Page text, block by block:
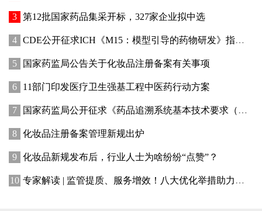
第12批国家药品集采开标，327家企业拟中选
CDE公开征求ICH《M15：模型引导的药物研发》指导原则实施建议和中文翻译稿意见
国家药监局公告关于化妆品注册备案有关事项
11部门印发医疗卫生强基工程中医药行动方案
国家药监局公开征求《药品追溯系统基本技术要求（修订征求意见稿）》意见
化妆品注册备案管理新规出炉
化妆品新规发布后，行业人士为啥纷纷“点赞”？
专家解读 | 监管提质、服务增效！八大优化举措助力提升化妆品行业创新活力